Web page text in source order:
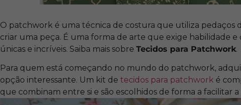
O patchwork é uma técnica de costura que utiliza pedaços
criar uma peça. É uma forma de arte que exige habilidade
únicas e incríveis. Saiba mais sobreTecidos para Patchwork.
Para quem está começando no mundo do patchwork,
opção interessante. Um kit detecidos para patchwork é
que combinam entre si e são escolhidos de forma a facilitar